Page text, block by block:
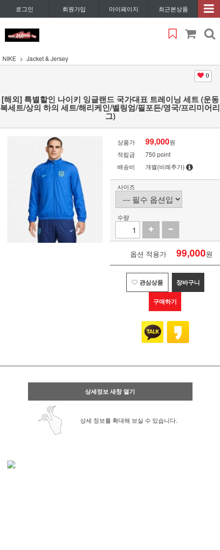
로그인 회원가입 마이페이지 최근본상품
NIKE Jacket & Jersey
0
[해외] 특별할인 나이키 잉글랜드 국가대표 트레이닝 세트 (운동
복세트/상의 하의 세트/해리케인/벨링엄/필포든/영국/프리미어리
그)
상품가 99,000원
적립금
750 point
배송비
개별(비례추가)
사이즈
수량
옵션 적용가 99,000원
관심상품 장바구니
구매하기
상세정보 새창 열기
상세 정보를 확대해 보실 수 있습니다.